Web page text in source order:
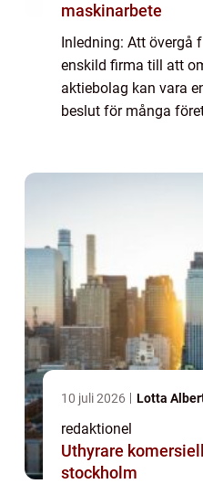
maskinarbete
Inledning: Att övergå
enskild firma till att
aktiebolag kan vara
beslut för många
10 juli 2026 Lotta
redaktionel
Uthyrare
stockholm